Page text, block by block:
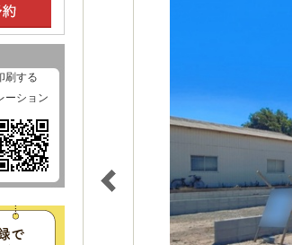
刷する
ーション